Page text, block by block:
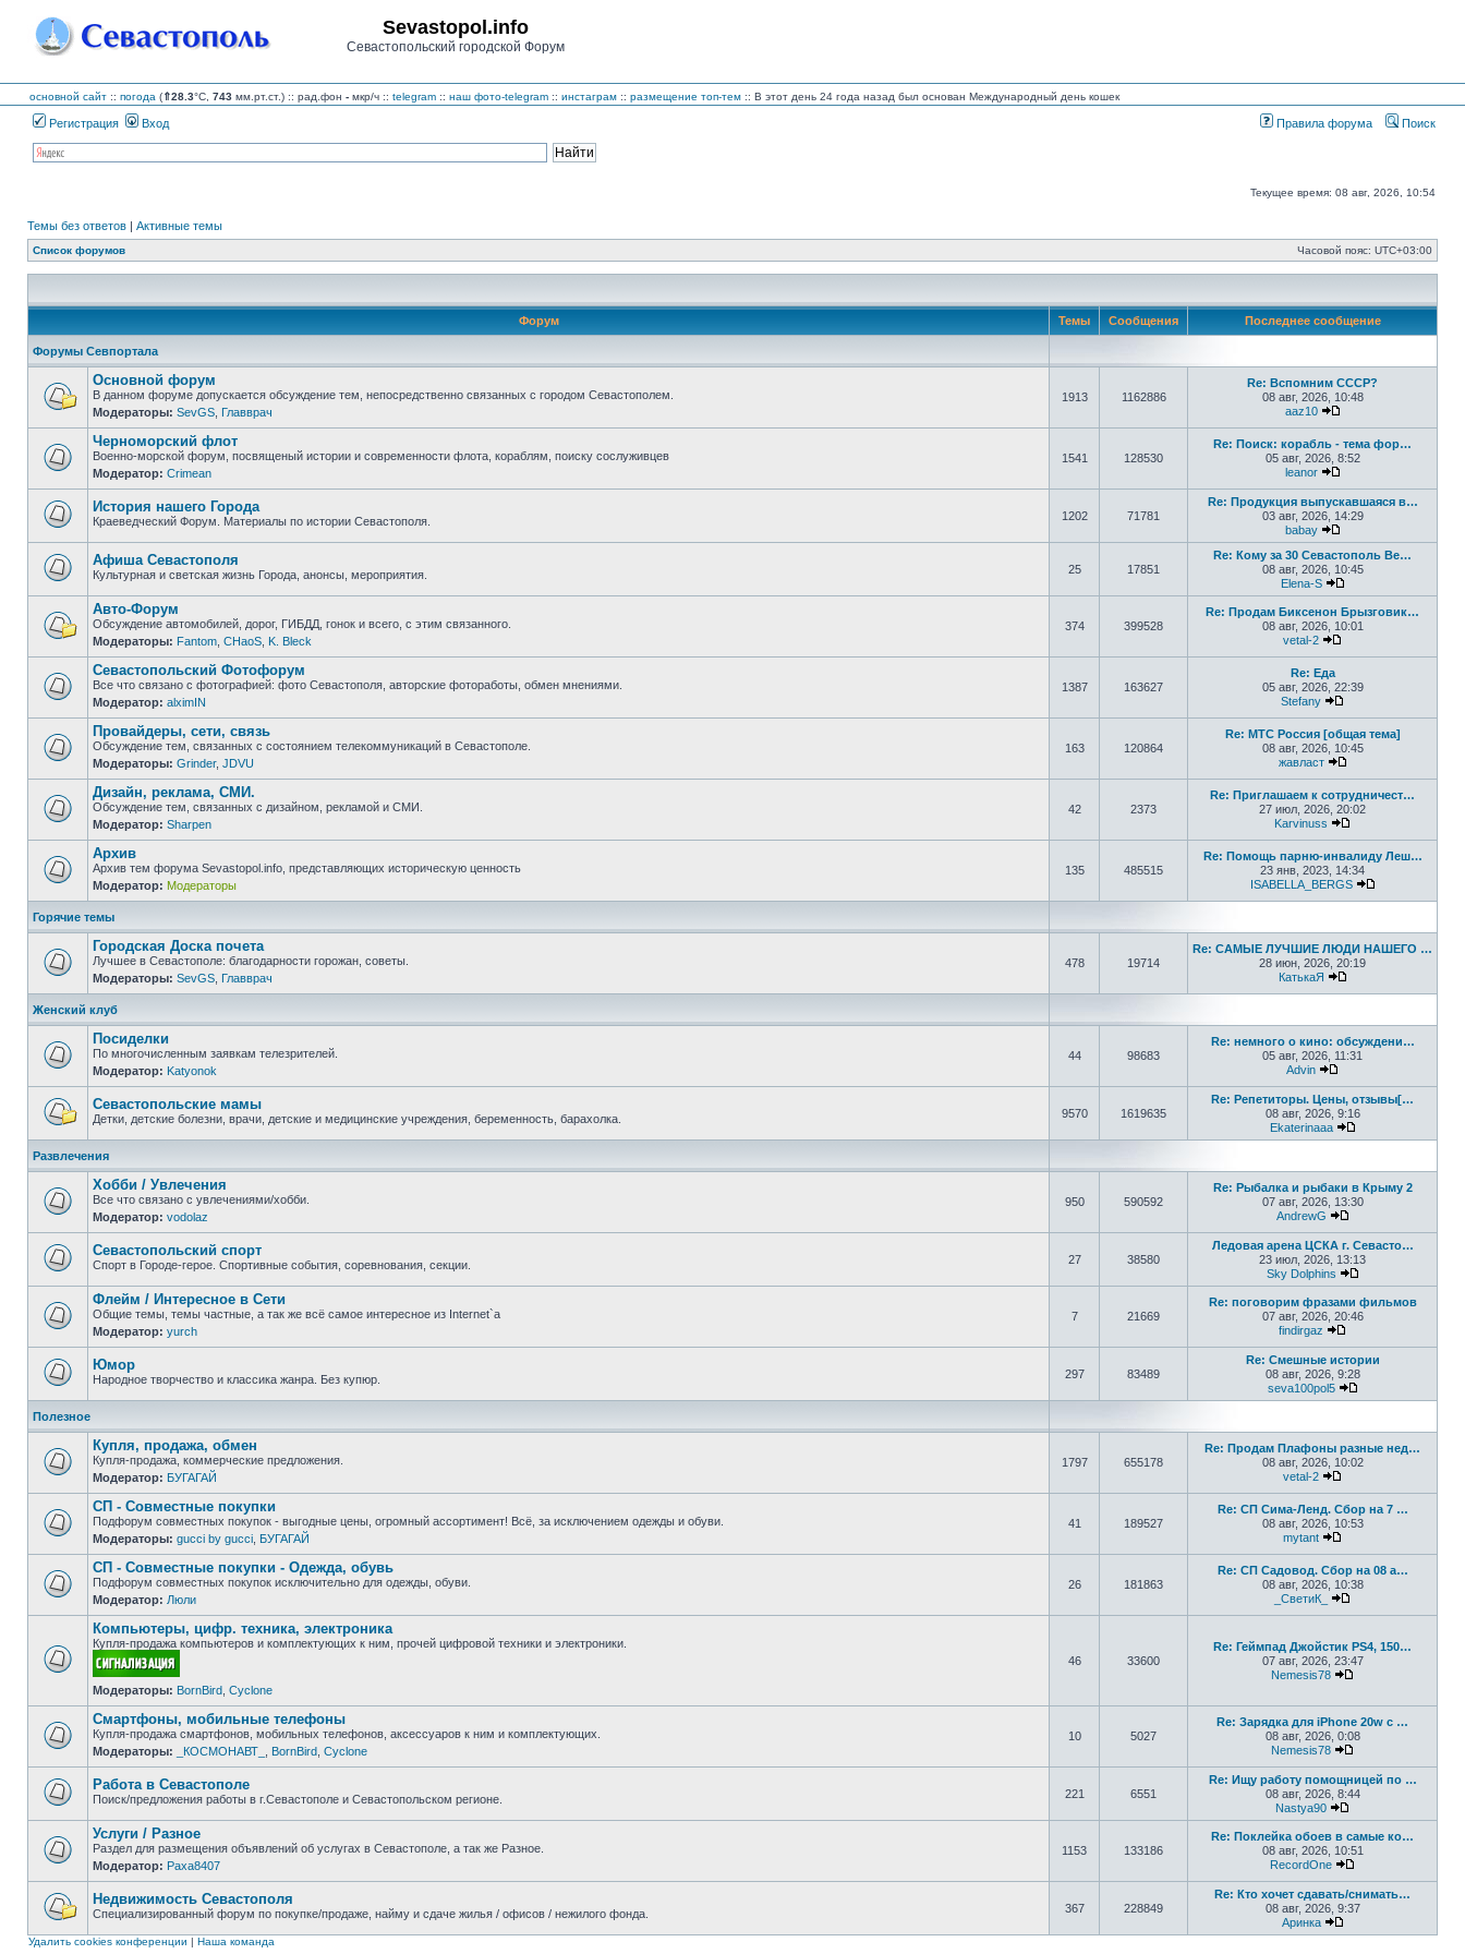
Sevastopol.info
Севастопольский городской Форум
основной сайт :: погода (⇑28.3°C, 743 мм.рт.ст.) :: рад.фон - мкр/ч :: telegram :: наш фото-telegram :: инстаграм :: размещение топ-тем :: В этот день 24 года назад был основан Международный день кошек
Регистрация Вход Правила форума Поиск
Текущее время: 08 авг, 2026, 10:54
Темы без ответов | Активные темы
Список форумов Часовой пояс: UTC+03:00
Форум Темы Сообщения Последнее сообщение
Форумы Севпортала
Нет
непрочитанных
сообщений
Основной форум
В данном форуме допускается обсуждение тем, непосредственно связанных с городом Севастополем.
Модераторы: SevGS Главврач
1913 1162886
Re: Вспомним СССР?
08 авг, 2026, 10:48
aaz10
Нет
непрочитанных
сообщений
Черноморский флот
Военно-морской форум, посвященый истории и современности флота, кораблям, поиску сослуживцев
Модератор: Crimean
1541 128530
Re: Поиск: корабль - тема фор…
05 авг, 2026, 8:52
leanor
непрочитанных
сообщений
История нашего Города
Краеведческий Форум. Материалы по истории Севастополя. 1202 71781
Re: Продукция выпускавшаяся в…
03 авг, 2026, 14:29
babay
Перейти к
непрочитанных
сообщений
Афиша Севастополя
Культурная и светская жизнь Города, анонсы, мероприятия. 25 17851
Re: Кому за 30 Севастополь Ве…
08 авг, 2026, 10:45
Elena-S
Перейти к
Нет
непрочитанных
сообщений
Авто-Форум
Обсуждение автомобилей, дорог, ГИБДД, гонок и всего, с этим связанного.
Модераторы: Fantom CHaoS K. Bleck
374 399528
Re: Продам Биксенон Брызговик…
08 авг, 2026, 10:01
vetal-2
Нет
непрочитанных
сообщений
Севастопольский Фотофорум
Все что связано с фотографией: фото Севастополя, авторские фотоработы, обмен мнениями.
Модератор: alximIN
1387 163627
Re: Еда
05 авг, 2026, 22:39
Stefany
Нет
непрочитанных
сообщений
Провайдеры, сети, связь
Обсуждение тем, связанных с состоянием телекоммуникаций в Севастополе.
Модераторы: Grinder, JDVU
163 120864
Re: МТС Россия [общая тема]
08 авг, 2026, 10:45
жавласт
Нет
непрочитанных
сообщений
Дизайн, реклама, СМИ.
Обсуждение тем, связанных с дизайном, рекламой и СМИ.
Модератор: Sharpen
42 2373
Re: Приглашаем к сотрудничест…
27 июл, 2026, 20:02
Karvinuss
Нет
непрочитанных
сообщений
Архив
Архив тем форума Sevastopol.info, представляющих историческую ценность
Модератор: Модераторы
135 485515
Re: Помощь парню-инвалиду Леш…
23 янв, 2023, 14:34
ISABELLA_BERGS
Горячие темы
Нет
непрочитанных
сообщений
Городская Доска почета
Лучшее в Севастополе: благодарности горожан, советы.
Модераторы: SevGS Главврач
478 19714
Re: САМЫЕ ЛУЧШИЕ ЛЮДИ НАШЕГО …
28 июн, 2026, 20:19
КатькаЯ
Женский клуб
Нет
непрочитанных
сообщений
Посиделки
По многочисленным заявкам телезрителей.
Модератор: Katyonok
44 98683
Re: немного о кино: обсуждени…
05 авг, 2026, 11:31
Advin
непрочитанных
сообщений
Севастопольские мамы
Детки, детские болезни, врачи, детские и медицинские учреждения, беременность, барахолка. 9570 1619635
Re: Репетиторы. Цены, отзывы[…
08 авг, 2026, 9:16
Ekaterinaaa
Перейти к
Развлечения
Нет
непрочитанных
сообщений
Хобби / Увлечения
Все что связано с увлечениями/хобби.
Модератор: vodolaz
950 590592
Re: Рыбалка и рыбаки в Крыму 2
07 авг, 2026, 13:30
AndrewG
непрочитанных
сообщений
Севастопольский спорт
Спорт в Городе-герое. Спортивные события, соревнования, секции. 27 38580
Ледовая арена ЦСКА г. Севасто…
23 июл, 2026, 13:13
Sky Dolphins
Перейти к
Нет
непрочитанных
сообщений
Флейм / Интересное в Cети
Общие темы, темы частные, а так же всё самое интересное из Internet`а
Модератор: yurch
7 21669
Re: поговорим фразами фильмов
07 авг, 2026, 20:46
findirgaz
непрочитанных
сообщений
Юмор
Народное творчество и классика жанра. Без купюр. 297 83489
Re: Смешные истории
08 авг, 2026, 9:28
seva100pol5
Перейти к
Полезное
Нет
непрочитанных
сообщений
Купля, продажа, обмен
Купля-продажа, коммерческие предложения.
Модератор: БУГАГАЙ
1797 655178
Re: Продам Плафоны разные нед…
08 авг, 2026, 10:02
vetal-2
Нет
непрочитанных
сообщений
СП - Совместные покупки
Подфорум совместных покупок - выгодные цены, огромный ассортимент! Всё, за исключением одежды и обуви.
Модераторы: gucci by gucci БУГАГАЙ
41 189527
Re: СП Сима-Ленд. Сбор на 7 …
08 авг, 2026, 10:53
mytant
Нет
непрочитанных
сообщений
СП - Совместные покупки - Одежда, обувь
Подфорум совместных покупок исключительно для одежды, обуви.
Модератор: Люли
26 181863
Re: СП Садовод. Сбор на 08 а…
08 авг, 2026, 10:38
_СветиК_
Нет
непрочитанных
Компьютеры, цифр. техника, электроника
Купля-продажа компьютеров и комплектующих к ним, прочей цифровой техники и электроники.
Модераторы: BornBird Cyclone
46 33600
Re: Геймпад Джoйcтик PS4, 150…
07 авг, 2026, 23:47
Nemesis78
Нет
непрочитанных
сообщений
Смартфоны, мобильные телефоны
Купля-продажа смартфонов, мобильных телефонов, аксессуаров к ним и комплектующих.
Модераторы:
_КОСМОНАВТ_ BornBird Cyclone
10 5027
Re: Зарядка для iPhone 20w с …
08 авг, 2026, 0:08
Nemesis78
непрочитанных
сообщений
Работа в Севастополе
Поиск/предложения работы в г.Севастополе и Севастопольском регионе. 221 6551
Re: Ищу работу помощницей по …
08 авг, 2026, 8:44
Nastya90
Перейти к
Нет
непрочитанных
сообщений
Услуги / Разное
Раздел для размещения объявлений об услугах в Севастополе, а так же Разное.
Модератор: Paxa8407
1153 133186
Re: Поклейка обоев в самые ко…
08 авг, 2026, 10:51
RecordOne
непрочитанных
сообщений
Недвижимость Севастополя
Специализированный форум по покупке/продаже, найму и сдаче жилья / офисов / нежилого фонда. 367 228849
Re: Кто хочет сдавать/снимать…
08 авг, 2026, 9:37
Аринка
Перейти к
Удалить cookies конференции | Наша команда